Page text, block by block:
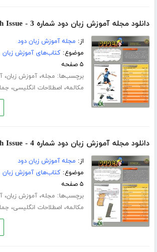
دانلود مجله آموزش زبان دود شماره 3 - Dude! English Issue
از: مجله آموزش زبان دود
موضوع:کتاب‌های آموزش زبان
۵ صفحه
برچسب‌ها: مجله،آموزش زبان،
مکالمه، اصطلاحات انگلیسی،
دانلود مجله آموزش زبان دود شماره 4 - Dude! English Issue
از: مجله آموزش زبان دود
موضوع:کتاب‌های آموزش زبان
۵ صفحه
برچسب‌ها: مجله،آموزش زبان،
مکالمه، اصطلاحات انگلیسی،